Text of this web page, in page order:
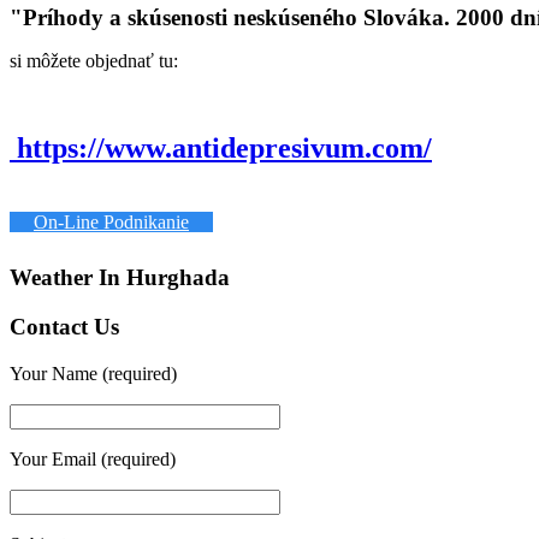
"Príhody a skúsenosti neskúseného Slováka. 2000
si môžete objednať tu:
https://www.antidepresivum.com/
On-Line Podnikanie
Weather In Hurghada
Contact Us
Your Name (required)
Your Email (required)